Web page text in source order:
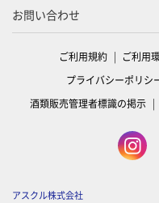
お問い合わせ
ご利用規約 ご利用
プライバシーポリシ
酒類販売管理者標識の掲示
アスクル株式会社